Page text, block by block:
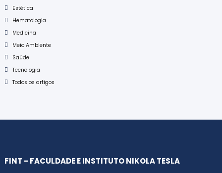
Estética
Hematologia
Medicina
Meio Ambiente
Saúde
Tecnologia
Todos os artigos
FINT - FACULDADE E INSTITUTO NIKOLA TESLA